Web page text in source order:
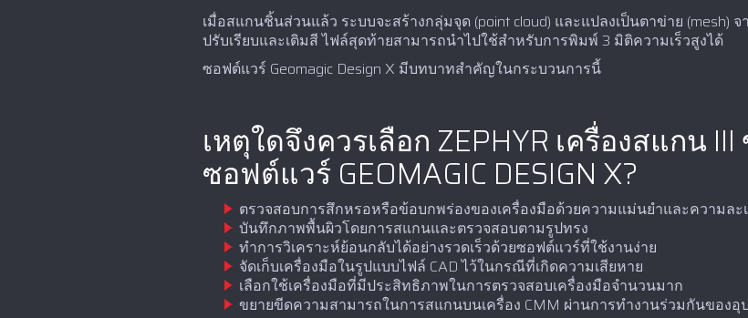
เมื่อสแกนชิ้นส่วนแล้ว ระบบจะสร้างกลุ่มจุด (point cloud) และแปลงเป็นตาข่าย (mesh)
ปรับเรียบและเติมสี ไฟล์สุดท้ายสามารถนำไปใช้สำหรับการพิมพ์ 3 มิติความเร็วสูงได้
ซอฟต์แวร์ Geomagic Design X มีบทบาทสำคัญในกระบวนการนี้
เหตุใดจึงควรเลือก ZEPHYR เครื่องสแกน
ซอฟต์แวร์ GEOMAGIC DESIGN X?
ตรวจสอบการสึกหรอหรือข้อบกพร่องของเครื่องมือด้วยความแม่นยำและความละ
บันทึกภาพพื้นผิวโดยการสแกนและตรวจสอบตามรูปทรง
ทำการวิเคราะห์ย้อนกลับได้อย่างรวดเร็วด้วยซอฟต์แวร์ที่ใช้งานง่าย
จัดเก็บเครื่องมือในรูปแบบไฟล์ CAD ไว้ในกรณีที่เกิดความเสียหาย
เลือกใช้เครื่องมือที่มีประสิทธิภาพในการตรวจสอบเครื่องมือจำนวนมาก
ขยายขีดความสามารถในการสแกนบนเครื่อง CMM ผ่านการทำงานร่วมกันของอุ